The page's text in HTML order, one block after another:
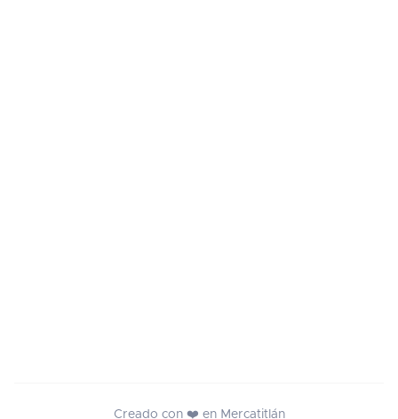
Creado con ❤️ en Mercatitlán